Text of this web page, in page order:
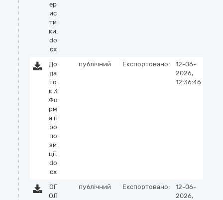
ер
ис
ти
ки.
do
cx
До
да
то
к 3
Фо
рм
а п
ро
по
зи
цiї.
do
cx
публічний Експортовано:
12-06-
2026,
12:36:46
ОГ
ОЛ
публічний Експортовано:
12-06-
2026,